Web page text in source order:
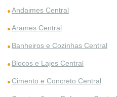
Andaimes Central
Arames Central
Banheiros e Cozinhas Central
Blocos e Lajes Central
Cimento e Concreto Central